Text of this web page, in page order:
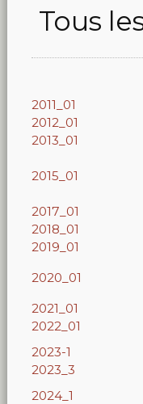
Tous
2011_01
2012_01
2013_01
2015_01
2017_01
2018_01
2019_01
2020_01
2021_01
2023-1
2023_3
2024_1